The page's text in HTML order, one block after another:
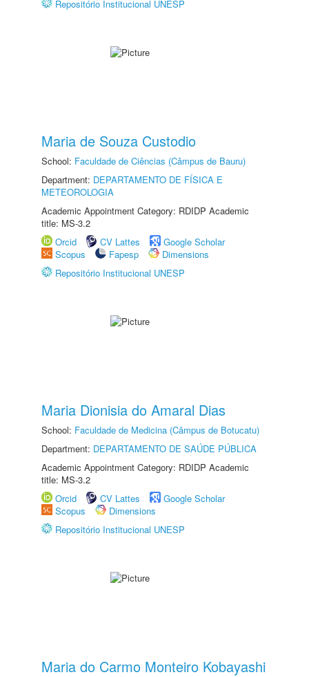
Repositório Institucional UNESP
Maria de Souza Custodio
School: Faculdade de Ciências (Câmpus de Bauru)
Department: DEPARTAMENTO DE FÍSICA E
METEOROLOGIA
Academic Appointment Category: RDIDP Academic
title: MS-3.2
Orcid
CV Lattes
Google Scholar
Scopus
Fapesp
Dimensions
Repositório Institucional UNESP
Maria Dionisia do Amaral Dias
School: Faculdade de Medicina (Câmpus de Botucatu)
Department: DEPARTAMENTO DE SAÚDE PÚBLICA
Academic Appointment Category: RDIDP Academic
title: MS-3.2
Orcid
CV Lattes
Google Scholar
Scopus
Dimensions
Repositório Institucional UNESP
Maria do Carmo Monteiro Kobayashi